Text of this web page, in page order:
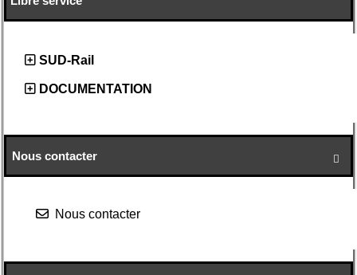
SUD-Rail
DOCUMENTATION

Nous contacter
Nous contacter